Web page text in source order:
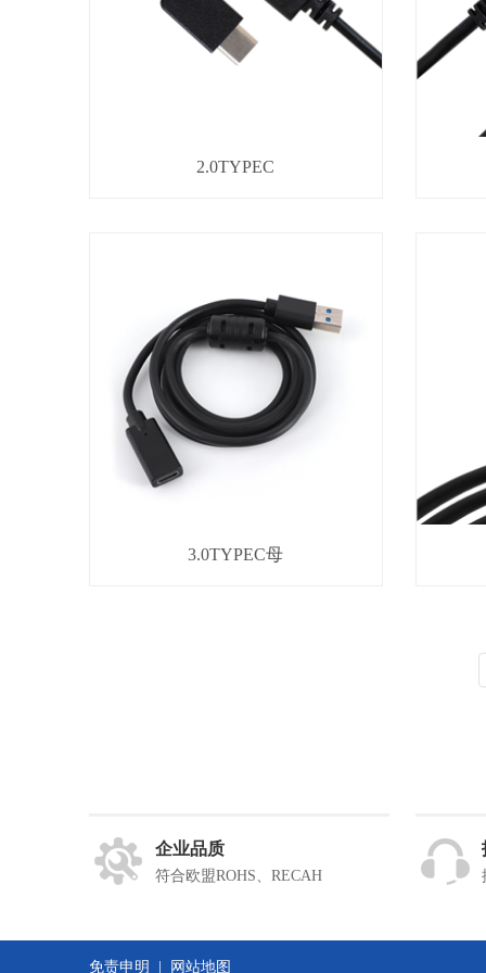
2.0TYPEC
3.0TYPEC母
企业品质
符合欧盟ROHS、RECAH
免责申明 网站地图